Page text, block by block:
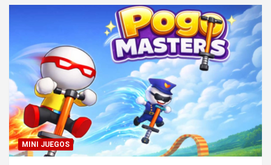
MINI JUEGOS